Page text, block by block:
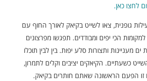
לחצו כאן.
גופנית, צאו לשייט בקיאק לאורך החוף עם
הכי יפים ומבודדים. תפגשו מפרצונים
מעניינות ותצורות סלע יפות. בין לבין תוכלו
כשעתיים. הקיאקים יציבים וקלים לתמרון,
הפעם הראשונה שאתם חותרים בקיאק.